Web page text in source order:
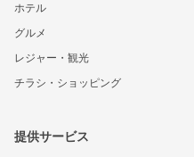
ホテル
グルメ
レジャー・観光
チラシ・ショッピング
提供サービス